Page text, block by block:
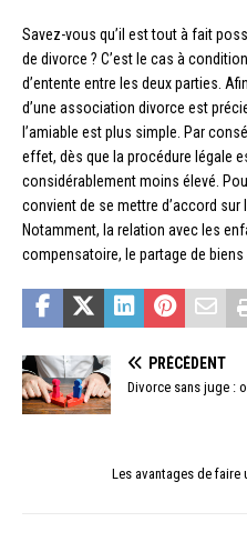
Savez-vous qu’il est tout à fait
de divorce ? C’est le cas à
d’entente entre les deux parties.
d’une association divorce est
l’amiable est plus simple. Par
effet, dès que la procédure légale
considérablement moins élevé.
convient de se mettre d’accord sur
Notamment, la relation avec les
compensatoire, le partage de biens
PRÉCÉDENT
Divorce sans juge :
Les avantages de faire